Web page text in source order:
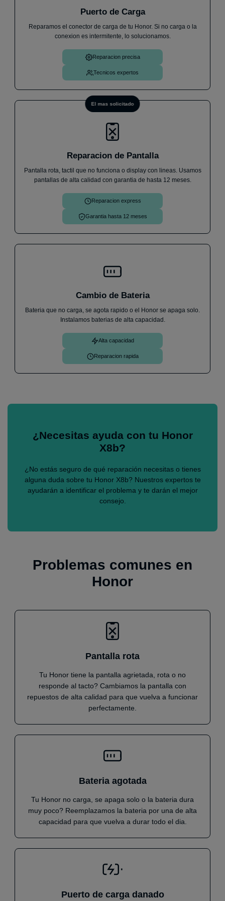
★
He llevado mi móvil un Samsung A33 ya que no me
y en menos de 1h me lo has cambiado y ya
funciona perfectamente. Sin dudas cuando me pase
algo, volveré.
Puerto de Carga
Reparamos el conector de carga de tu Honor. Si no carga o la
conexion es intermitente, lo solucionamos.
Reparacion precisa
Tecnicos expertos
El mas solicitado
Reparacion de Pantalla
Pantalla rota, tactil que no funciona o display con lineas. Usamos
pantallas de alta calidad con garantia de hasta 12 meses.
Reparacion express
Garantia hasta 12 meses
Cambio de Bateria
Bateria que no carga, se agota rapido o el Honor se apaga solo.
Instalamos baterias de alta capacidad.
Alta capacidad
Reparacion rapida
¿Necesitas ayuda con tu Honor
X8b?
¿No estás seguro de qué reparación necesitas o tienes
alguna duda sobre tu Honor X8b? Nuestros expertos te
ayudarán a identificar el problema y te darán el mejor
consejo.
Problemas comunes en
Honor
Pantalla rota
Tu Honor tiene la pantalla agrietada, rota o no
responde al tacto? Cambiamos la pantalla con
repuestos de alta calidad para que vuelva a funcionar
perfectamente.
Bateria agotada
Tu Honor no carga, se apaga solo o la bateria dura
muy poco? Reemplazamos la bateria por una de alta
capacidad para que vuelva a durar todo el dia.
Puerto de carga danado